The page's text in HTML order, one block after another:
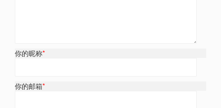
你的昵称*
你的邮箱*